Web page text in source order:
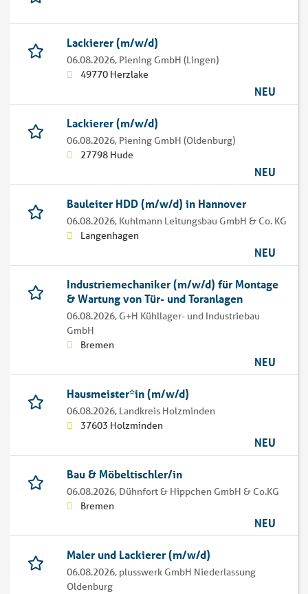
Lackierer (m/w/d)
06.08.2026, Piening GmbH (Lingen)
49770 Herzlake
NEU
Lackierer (m/w/d)
06.08.2026, Piening GmbH (Oldenburg)
27798 Hude
NEU
Bauleiter HDD (m/w/d) in Hannover
06.08.2026, Kuhlmann Leitungsbau GmbH & Co. KG
Langenhagen
NEU
Industriemechaniker (m/w/d) für Montage
& Wartung von Tür- und Toranlagen
06.08.2026, G+H Kühllager- und Industriebau
GmbH
Bremen
NEU
Hausmeister*in (m/w/d)
06.08.2026, Landkreis Holzminden
37603 Holzminden
NEU
Bau & Möbeltischler/in
06.08.2026, Dühnfort & Hippchen GmbH & Co.KG
Bremen
NEU
Maler und Lackierer (m/w/d)
06.08.2026, plusswerk GmbH Niederlassung
Oldenburg